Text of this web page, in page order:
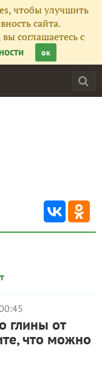
чтобы улучшить
сайта.
соглашаетесь с
ок
глины от
что можно